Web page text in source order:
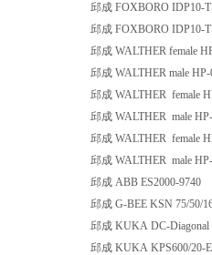
邱成 FOXBORO IDP10-
邱成 FOXBORO IDP10-
邱成 WALTHER female
邱成 WALTHER male
邱成 WALTHER female
邱成 WALTHER male
邱成 WALTHER female
邱成 WALTHER male
邱成 ABB ES2000-9740
邱成 G-BEE KSN 75/50/
邱成 KUKA DC-Diagonal
邱成 KUKA KPS600/20-